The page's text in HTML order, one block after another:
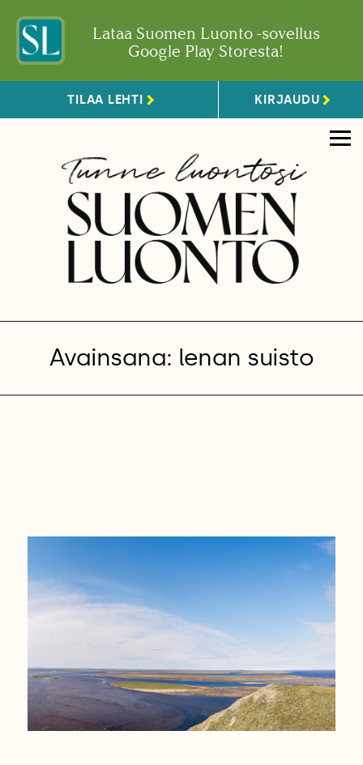
Lataa Suomen Luonto -sovellus
Google Play Storesta!
TILAA LEHTI KIRJAUDU
Avainsana: lenan suisto